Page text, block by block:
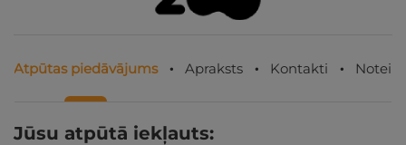
Atpūtas piedāvājums Apraksts Kontakti
Jūsu atpūtā iekļauts: